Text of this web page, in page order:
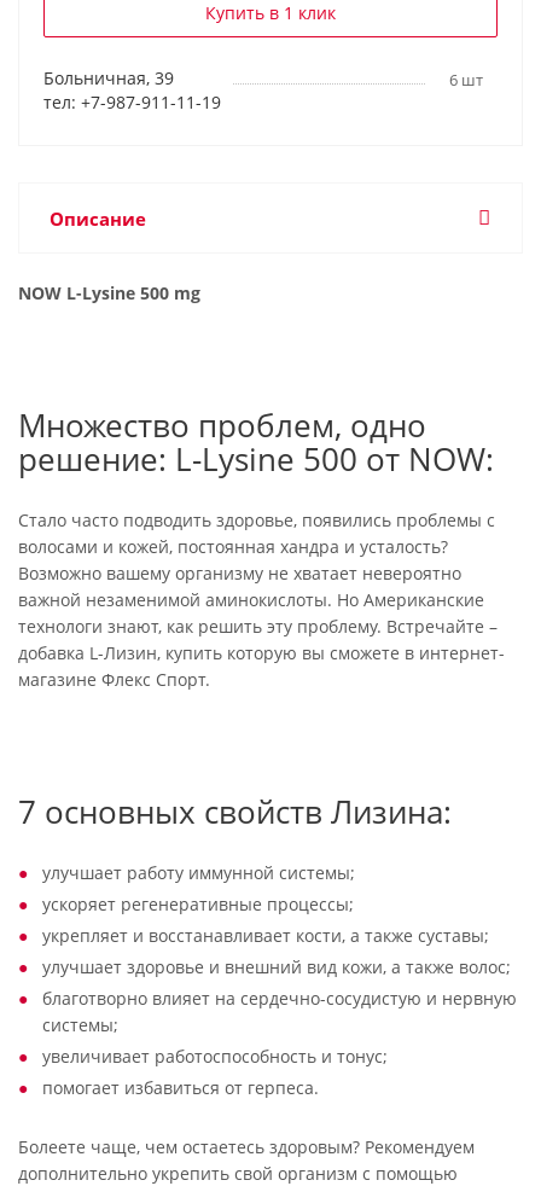
Купить в 1 клик
Больничная, 39
тел: +7-987-911-11-19
6 шт
Описание
NOW L-Lysine 500 mg
Множество проблем, одно
решение: L-Lysine 500 от NOW:
Стало часто подводить здоровье, появились проблемы с
волосами и кожей, постоянная хандра и усталость?
Возможно вашему организму не хватает невероятно
важной незаменимой аминокислоты. Но Американские
технологи знают, как решить эту проблему. Встречайте –
добавка L-Лизин, купить которую вы сможете в интернет-
магазине Флекс Спорт.
7 основных свойств Лизина:
улучшает работу иммунной системы;
ускоряет регенеративные процессы;
укрепляет и восстанавливает кости, а также суставы;
улучшает здоровье и внешний вид кожи, а также волос;
благотворно влияет на сердечно-сосудистую и нервную
системы;
увеличивает работоспособность и тонус;
помогает избавиться от герпеса.
Болеете чаще, чем остаетесь здоровым? Рекомендуем
дополнительно укрепить свой организм с помощью